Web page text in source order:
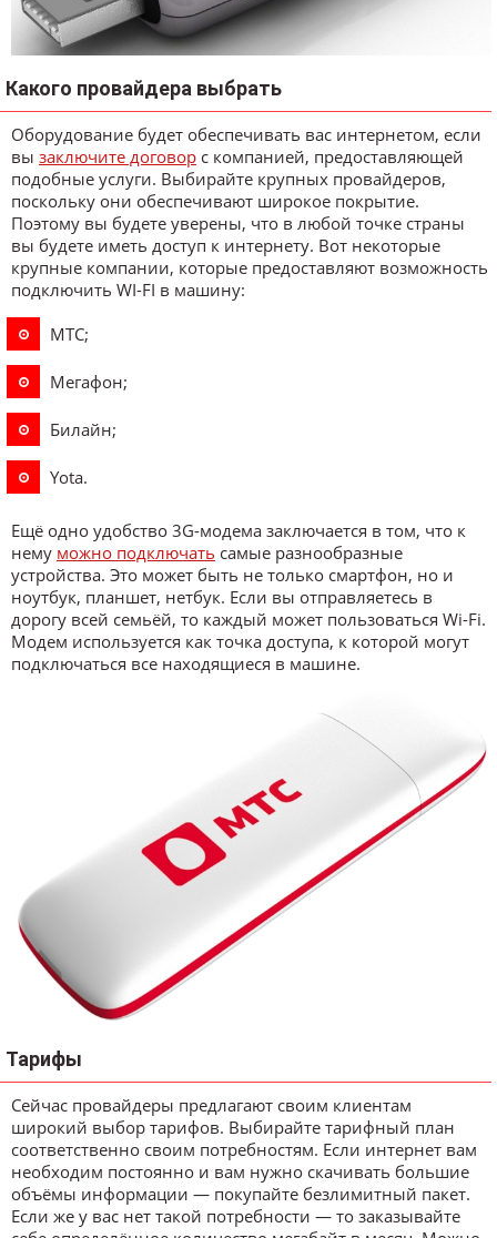
Какого провайдера выбрать
Оборудование будет обеспечивать вас интернетом, если
вы заключите договор с компанией, предоставляющей
подобные услуги. Выбирайте крупных провайдеров,
поскольку они обеспечивают широкое покрытие.
Поэтому вы будете уверены, что в любой точке страны
вы будете иметь доступ к интернету. Вот некоторые
крупные компании, которые предоставляют возможность
подключить WI-FI в машину:
МТС;
Мегафон;
Билайн;
Yota.
Ещё одно удобство 3G-модема заключается в том, что к
нему можно подключать самые разнообразные
устройства. Это может быть не только смартфон, но и
ноутбук, планшет, нетбук. Если вы отправляетесь в
дорогу всей семьёй, то каждый может пользоваться Wi-Fi.
Модем используется как точка доступа, к которой могут
подключаться все находящиеся в машине.
Тарифы
Сейчас провайдеры предлагают своим клиентам
широкий выбор тарифов. Выбирайте тарифный план
соответственно своим потребностям. Если интернет вам
необходим постоянно и вам нужно скачивать большие
объёмы информации — покупайте безлимитный пакет.
Если же у вас нет такой потребности — то заказывайте